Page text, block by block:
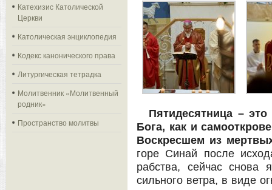
Катехизис Католической
Церкви
Католическая энциклопедия
Кодекс канонического права
Литургическая тетрадка
Молитвенник «Молитвенный
родник»
Пространство молитвы
Пятидесятница –
Бога, как и
Воскресшем из
горе Синай после
рабства, сейчас снова
сильного ветра, в виде